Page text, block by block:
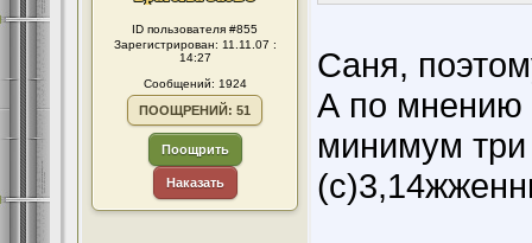
ID пользователя #855
Зарегистрирован: 11.11.07 :
14:27
Сообщений: 1924
ПООЩРЕНИЙ: 51
Поощрить
Наказать
Саня,
А по мнению
минимум